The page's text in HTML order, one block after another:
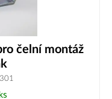
čelní montáž